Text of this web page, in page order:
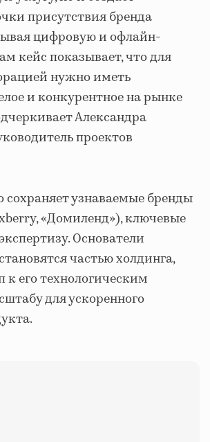
присутствия бренда
цифровую и офлайн-
кейс показывает, что для
нужно иметь
и конкурентное на рынке
Александра
проектов
сохраняет узнаваемые бренды
«Домиленд»), ключевые
Основатели
частью холдинга,
к его технологическим
для ускоренного